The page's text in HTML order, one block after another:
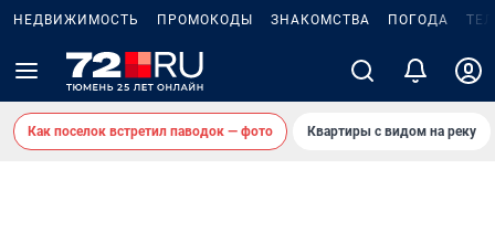
НЕДВИЖИМОСТЬ ПРОМОКОДЫ ЗНАКОМСТВА ПОГОДА
Как поселок встретил паводок — фото Квартиры с видом на реку